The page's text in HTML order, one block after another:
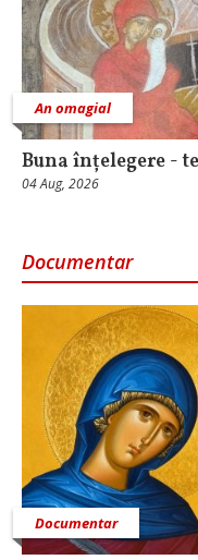
An omagial
Buna înțelegere -
04 Aug, 2026
Documentar
Documentar